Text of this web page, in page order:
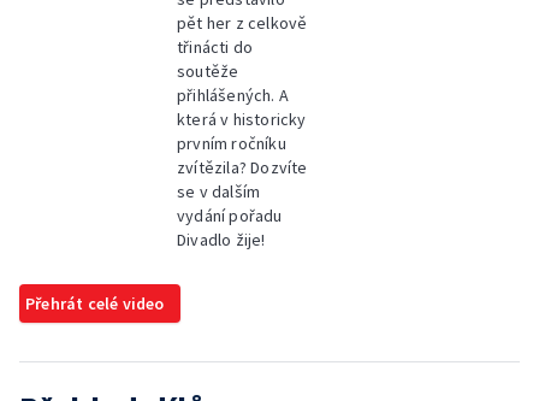
pět her z celkově
třinácti do
soutěže
přihlášených. A
která v historicky
prvním ročníku
zvítězila? Dozvíte
se v dalším
vydání pořadu
Divadlo žije!
Přehrát celé video